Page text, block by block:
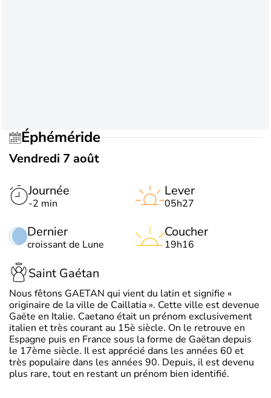
Éphéméride
Vendredi 7 août
Journée
-2 min
Dernier
croissant de Lune
Lever
05h27
Coucher
19h16
Saint Gaétan
Nous fêtons GAETAN qui vient du latin et signifie «
originaire de la ville de Caillatia ». Cette ville est devenue
Gaëte en Italie. Caetano était un prénom exclusivement
italien et très courant au 15è siècle. On le retrouve en
Espagne puis en France sous la forme de Gaëtan depuis
le 17ème siècle. Il est apprécié dans les années 60 et
très populaire dans les années 90. Depuis, il est devenu
plus rare, tout en restant un prénom bien identifié.